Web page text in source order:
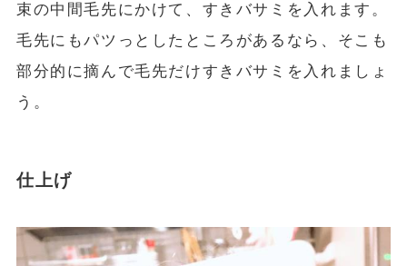
束の中間毛先にかけて、すきバサミを入れます。
毛先にもパツっとしたところがあるなら、そこも
部分的に摘んで毛先だけすきバサミを入れましょ
う。
仕上げ